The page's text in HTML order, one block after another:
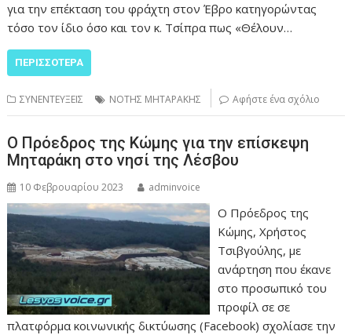
για την επέκταση του φράχτη στον Έβρο κατηγορώντας
τόσο τον ίδιο όσο και τον κ. Τσίπρα πως «Θέλουν…
ΠΕΡΙΣΣΌΤΕΡΑ
ΣΥΝΕΝΤΕΥΞΕΙΣ ΝΟΤΗΣ ΜΗΤΑΡΑΚΗΣ Αφήστε ένα σχόλιο
Ο Πρόεδρος της Κώμης για την επίσκεψη
Μηταράκη στο νησί της Λέσβου
10 Φεβρουαρίου 2023 adminvoice
Ο Πρόεδρος της
Κώμης, Χρήστος
Τσιβγούλης, με
ανάρτηση που έκανε
στο προσωπικό του
προφίλ σε σε
πλατφόρμα κοινωνικής δικτύωσης (Facebook) σχολίασε την